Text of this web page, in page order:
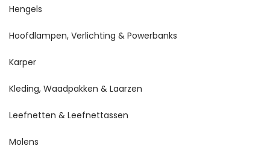
Hengels
Hoofdlampen, Verlichting & Powerbanks
Karper
Kleding, Waadpakken & Laarzen
Leefnetten & Leefnettassen
Molens